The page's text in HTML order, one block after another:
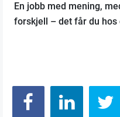
En jobb med mening,
forskjell – det får du hos